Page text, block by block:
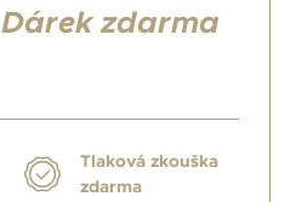
Dárek zdarma
Tlaková zkouška
zdarma